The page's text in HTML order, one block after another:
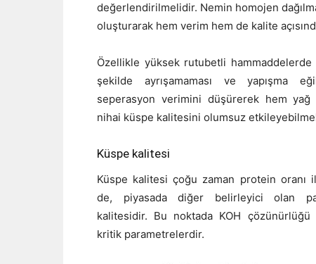
değerlendirilmelidir. Nemin homojen
oluşturarak hem verim hem de kalite
Özellikle yüksek rutubetli hammaddelerde
şekilde ayrışamaması ve yapışma
seperasyon verimini düşürerek hem
nihai küspe kalitesini olumsuz
Küspe kalitesi
Küspe kalitesi çoğu zaman protein oranı
de, piyasada diğer belirleyici olan
kalitesidir. Bu noktada KOH
kritik parametrelerdir.